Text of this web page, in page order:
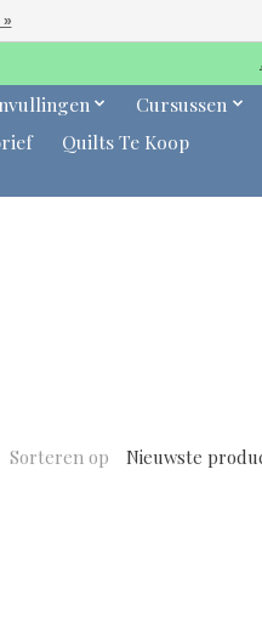
Cursussen
Quilts Te Koop
Sorteren op Nieuwste
»